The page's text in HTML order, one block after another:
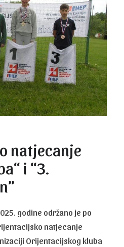
natjecanje
i “3.
godine održano je po
natjecanje
Orijentacijskog kluba